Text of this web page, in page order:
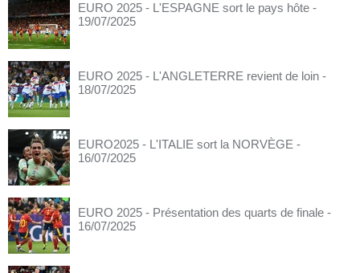
EURO 2025 - L'ESPAGNE sort le pays hôte -
19/07/2025
EURO 2025 - L'ANGLETERRE revient de loin -
18/07/2025
EURO2025 - L'ITALIE sort la NORVÈGE -
16/07/2025
EURO 2025 - Présentation des quarts de finale -
16/07/2025